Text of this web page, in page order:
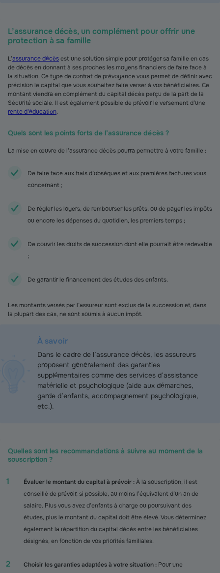
L’assurance décès, un complément pour offrir une
protection à sa famille
L’assurance décèsest une solution simple pour protéger sa famille en cas
de décès en donnant à ses proches les moyens financiers de faire face à
la situation. Ce type de contrat de prévoyance vous permet de définir avec
précision le capital que vous souhaitez faire verser à vos bénéficiaires. Ce
montant viendra en complément du capital décès perçu de la part de la
Sécurité sociale. Il est également possible de prévoir le versement d’une
rente d’éducation.
Quels sont les points forts de l’assurance décès ?
La mise en œuvre de l’assurance décès pourra permettre à votre famille :
De faire face aux frais d’obsèques et aux premières factures vous
concernant ;
De régler les loyers, de rembourser les prêts, ou de payer les impôts
ou encore les dépenses du quotidien, les premiers temps ;
De couvrir les droits de succession dont elle pourrait être redevable
;
De garantir le financement des études des enfants.
Les montants versés par l’assureur sont exclus de la succession et, dans
la plupart des cas, ne sont soumis à aucun impôt.
À savoir
Dans le cadre de l’assurance décès, les assureurs
proposent généralement des garanties
supplémentaires comme des services d’assistance
matérielle et psychologique (aide aux démarches,
garde d’enfants, accompagnement psychologique,
etc.).
Quelles sont les recommandations à suivre au moment de la
souscription ?
Évaluer le montant du capital à prévoir :À la souscription, il est
conseillé de prévoir, si possible, au moins l’équivalent d’un an de
salaire. Plus vous avez d’enfants à charge ou poursuivant des
études, plus le montant du capital doit être élevé. Vous déterminez
également la répartition du capital décès entre les bénéficiaires
désignés, en fonction de vos priorités familiales.
Choisir les garanties adaptées à votre situation : Pour une